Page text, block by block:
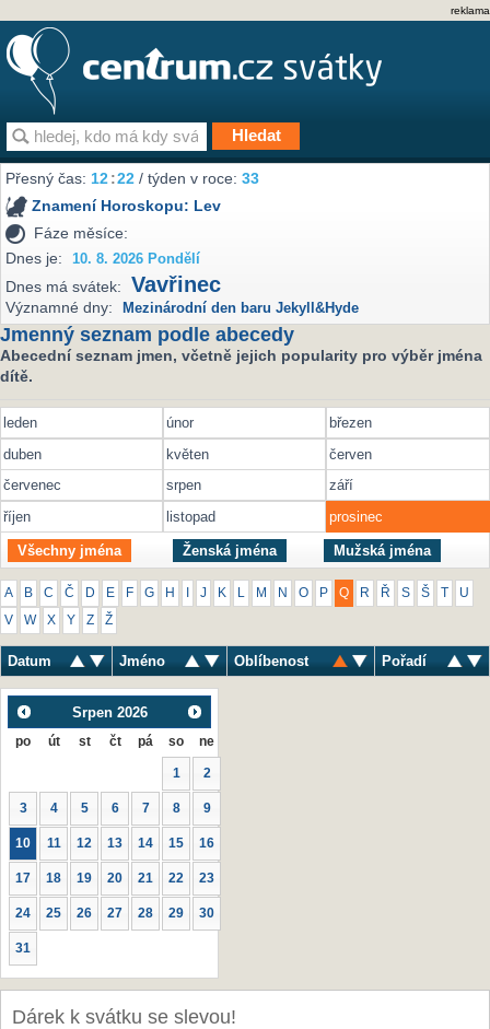
reklama
Přesný čas:12:22 / týden v roce:33
Znamení Horoskopu: Lev
Fáze měsíce:
Dnes je:
10. 8. 2026 Pondělí
Dnes má svátek: Vavřinec
Významné dny: Mezinárodní den baru Jekyll&Hyde
Jmenný seznam podle abecedy
Abecední seznam jmen, včetně jejich popularity pro výběr jména
dítě.
leden únor
březen
duben
květen
červen
červenec
srpen
září
říjen
listopad prosinec
Všechny jména Ženská jména Mužská jména
A B C Č D E F G H J K M N O P Q R Ř S Š U
V W X Y Z Ž
Datum Jméno Oblíbenost Pořadí
Srpen 2026
po út st čt pá so ne
1 2
3 4 5 6 7 8 9
10 11 12 13 14 15 16
17 18 19 20 21 22 23
24 25 26 27 28 29 30
31
Dárek k svátku se slevou!